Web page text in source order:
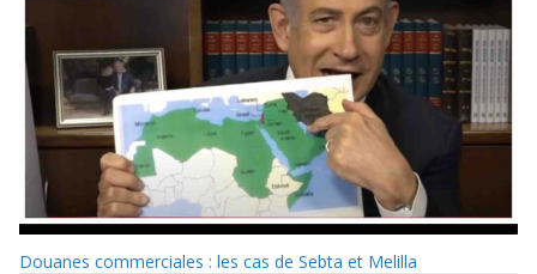
Douanes commerciales : les cas de Sebta et Melilla